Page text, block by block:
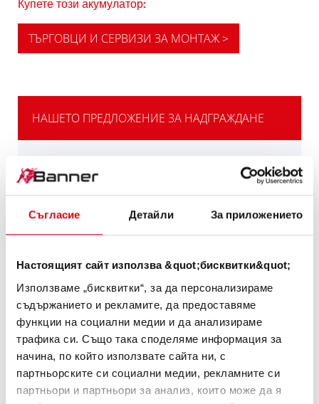
Съгласие Детайли За приложението
Настоящият сайт използва &quot;бисквитки&quot;
Използваме „бисквитки“, за да персонализираме
съдържанието и рекламите, да предоставяме
функции на социални медии и да анализираме
трафика си. Също така споделяме информация за
начина, по който използвате сайта ни, с
партньорските си социални медии, рекламните си
партньори и партньори за анализ, които може да я
Купете този акумулатор:
ТЪРГОВЦИ И СЕРВИЗИ ЗА МОНТАЖ >
МОЩНАТА
АЛТЕРНАТИВА
Нашата препоръка за превозните средства
енергия или изисквания за студент старт.
ИНФОРМАЦИЯ ЗА ИЗДЕЛИЯТА >
НАШЕТО ПРЕДЛОЖЕНИЕ ЗА НАДГРАЖДАНЕ